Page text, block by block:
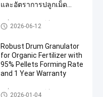
และอัตราการปลูกเม็ด
เครื่องบดปุ๋ยอินทรีย์
2026-06-12
Robust Drum Granulator
for Organic Fertilizer with
95% Pellets Forming Rate
and 1 Year Warranty
เครื่องบดปุ๋ยอินทรีย์
2026-01-04